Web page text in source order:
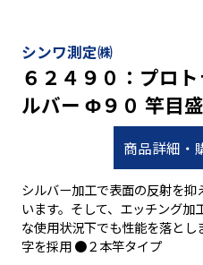
シンワ測定㈱
６２４９０：プロ
ルバー Φ９０ 竿目
商品詳細・
シルバー加工で表面の反射を
います。そして、エッチング
な使用状況下でも性能を落と
字を採用 ●２本竿タイプ